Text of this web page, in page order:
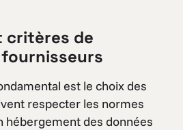
critères de
est le choix des
respecter les normes
hébergement des données